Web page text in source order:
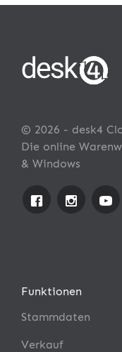
© 2026 - desk4
Die online
& Windows
Funktionen
Stammdaten
Verkauf